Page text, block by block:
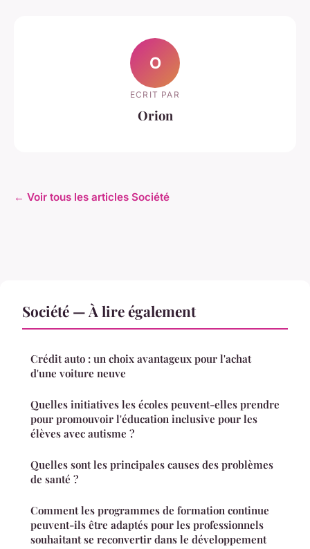
O
ECRIT PAR
Orion
← Voir tous les articles Société
Société — À lire également
Crédit auto : un choix avantageux pour l'achat
d'une voiture neuve
Quelles initiatives les écoles peuvent-elles prendre
pour promouvoir l'éducation inclusive pour les
élèves avec autisme ?
Quelles sont les principales causes des problèmes
de santé ?
Comment les programmes de formation continue
peuvent-ils être adaptés pour les professionnels
souhaitant se reconvertir dans le développement